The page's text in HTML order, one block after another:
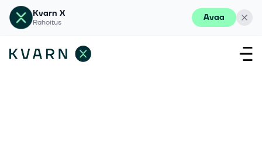
Kvarn X
Rahoitus Avaa